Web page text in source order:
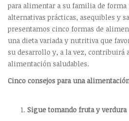
para alimentar a su familia de forma
alternativas prácticas, asequibles y
presentamos cinco formas de
una dieta variada y nutritiva que
su desarrollo y, a la vez, contribuirá
alimentación saludables.
Cinco consejos para una
Sigue tomando fruta y verdura